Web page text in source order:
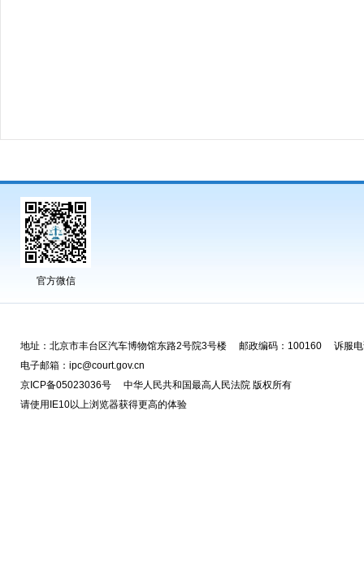
官方微信
地址：北京市丰台区汽车博物馆东路2号院3号楼 邮政编码：100160 诉服
电子邮箱：ipc@court.gov.cn
京ICP备05023036号 中华人民共和国最高人民法院 版权所有
请使用IE10以上浏览器获得更高的体验